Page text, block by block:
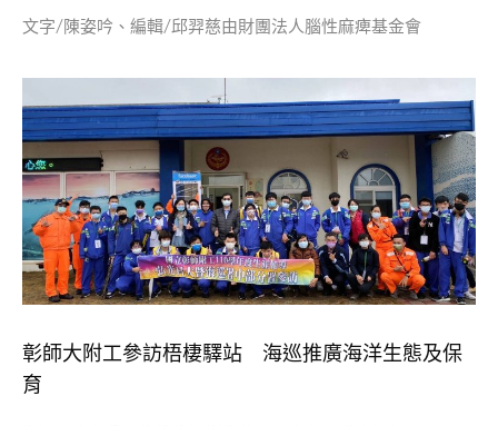
文字/陳姿吟、編輯/邱羿慈由財團法人腦性麻痺基金會
彰師大附工參訪梧棲驛站 海巡推廣海洋生態及保
育